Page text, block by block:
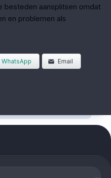
besteden aansplitsen omdat
en problemen als
WhatsApp Email